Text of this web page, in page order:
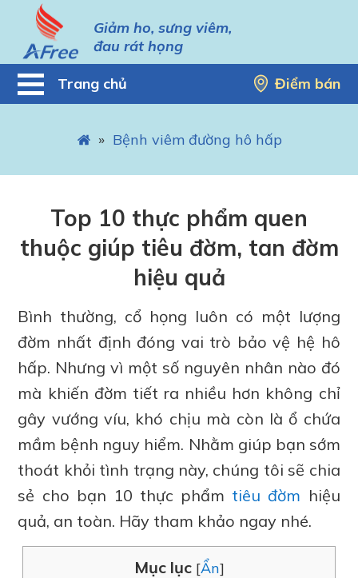
Giảm ho, sưng viêm,
đau rát họng
Trang chủ Điểm bán
» Bệnh viêm đường hô hấp
Top 10 thực phẩm quen
thuộc giúp tiêu đờm, tan đờm
hiệu quả
Bình thường, cổ họng luôn có một lượng
đờm nhất định đóng vai trò bảo vệ hệ hô
hấp. Nhưng vì một số nguyên nhân nào đó
mà khiến đờm tiết ra nhiều hơn không chỉ
gây vướng víu, khó chịu mà còn là ổ chứa
mầm bệnh nguy hiểm. Nhằm giúp bạn sớm
thoát khỏi tình trạng này, chúng tôi sẽ chia
sẻ cho bạn 10 thực phẩm tiêu đờm hiệu
quả, an toàn. Hãy tham khảo ngay nhé.
Mục lục [Ẩn]